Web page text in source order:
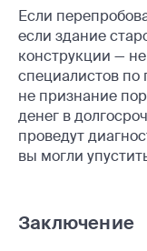
Если
если здание
конструкции —
специалистов по
не признание
денег в
проведут
вы могли
Заключение